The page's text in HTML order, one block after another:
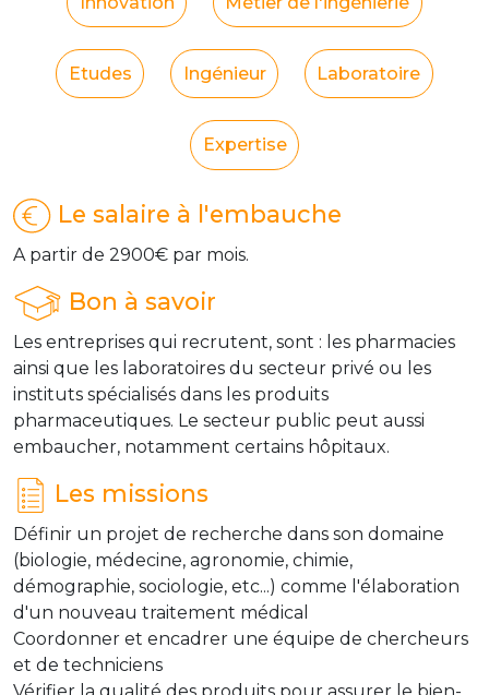
Etudes Ingénieur Laboratoire
Expertise
Le salaire à l'embauche
A partir de 2900€ par mois.
Bon à savoir
Les entreprises qui recrutent, sont : les pharmacies
ainsi que les laboratoires du secteur privé ou les
instituts spécialisés dans les produits
pharmaceutiques. Le secteur public peut aussi
embaucher, notamment certains hôpitaux.
Les missions
Définir un projet de recherche dans son domaine
(biologie, médecine, agronomie, chimie,
démographie, sociologie, etc...) comme l'élaboration
d'un nouveau traitement médical
Coordonner et encadrer une équipe de chercheurs
et de techniciens
Vérifier la qualité des produits pour assurer le bien-